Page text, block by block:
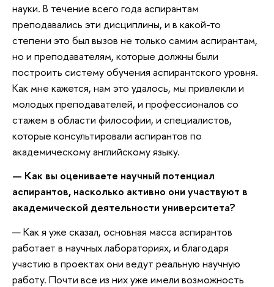
науки. В течение всего года аспирантам
преподавались эти дисциплины, и в какой-то
степени это был вызов не только самим аспирантам,
но и преподавателям, которые должны были
построить систему обучения аспирантского уровня.
Как мне кажется, нам это удалось, мы привлекли и
молодых преподавателей, и профессионалов со
стажем в области философии, и специалистов,
которые консультировали аспирантов по
академическому английскому языку.
— Как вы оцениваете научный потенциал
аспирантов, насколько активно они участвуют в
академической деятельности университета?
— Как я уже сказал, основная масса аспирантов
работает в научных лабораториях, и благодаря
участию в проектах они ведут реальную научную
работу. Почти все из них уже имели возможность